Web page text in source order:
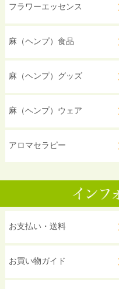
フラワーエッセンス
麻（ヘンプ）食品
麻（ヘンプ）グッズ
麻（ヘンプ）ウェア
アロマセラピー
お支払い・送料
お買い物ガイド